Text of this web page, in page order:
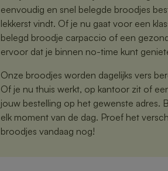
eenvoudig en snel belegde broodjes
lekkerst vindt. Of je nu gaat voor een
belegd broodje carpaccio of een
ervoor dat je binnen no-time kunt
Onze broodjes worden dagelijks vers
Of je nu thuis werkt, op kantoor zit of
jouw bestelling op het gewenste adres.
elk moment van de dag. Proef het
broodjes vandaag nog!